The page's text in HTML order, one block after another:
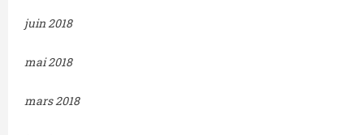
juin 2018
mai 2018
mars 2018